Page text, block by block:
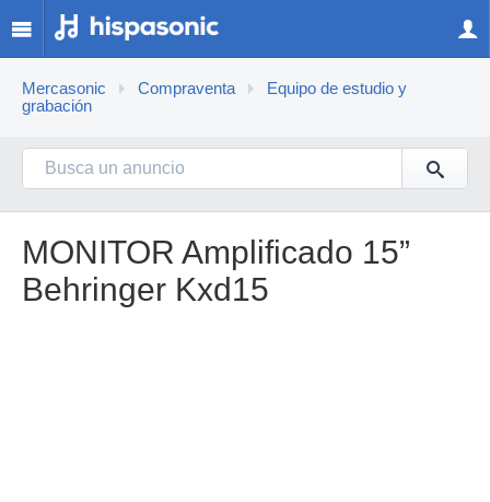
Mercasonic Compraventa
Equipo de estudio y
grabación
MONITOR Amplificado 15”
Behringer Kxd15